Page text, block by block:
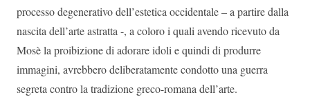
processo degenerativo dell’estetica occidentale – a partire dalla
nascita dell’arte astratta -, a coloro i quali avendo ricevuto da
Mosè la proibizione di adorare idoli e quindi di produrre
immagini, avrebbero deliberatamente condotto una guerra
segreta contro la tradizione greco-romana dell’arte.